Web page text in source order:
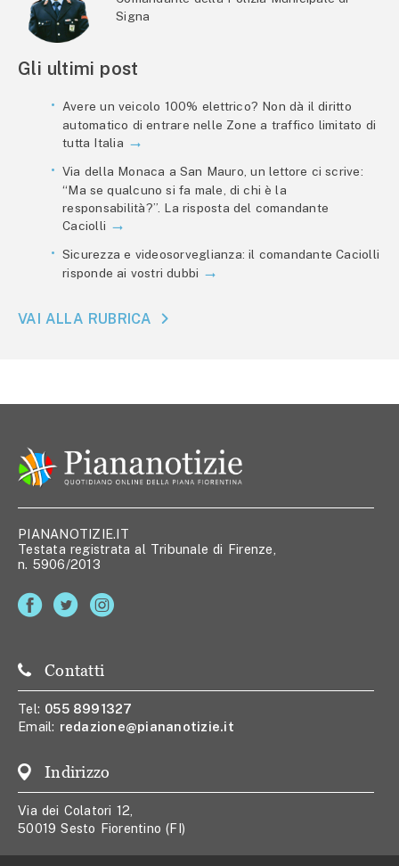
Signa
Gli ultimi post
Avere un veicolo 100% elettrico? Non dà il diritto
automatico di entrare nelle Zone a traffico limitato di
tutta Italia
Via della Monaca a San Mauro, un lettore ci scrive:
“Ma se qualcuno si fa male, di chi è la
responsabilità?”. La risposta del comandante
Caciolli
Sicurezza e videosorveglianza: il comandante Caciolli
risponde ai vostri dubbi
VAI ALLA RUBRICA
PIANANOTIZIE.IT
Testata registrata al Tribunale di Firenze,
n. 5906/2013
Contatti
Tel: 055 8991327
Email: redazione@piananotizie.it
Indirizzo
Via dei Colatori 12,
50019 Sesto Fiorentino (FI)